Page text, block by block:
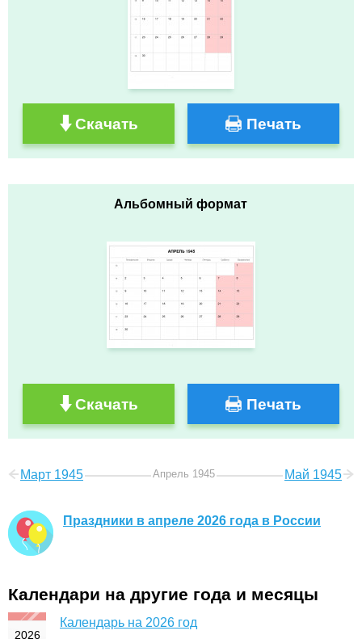
Скачать Печать
Альбомный формат
Скачать Печать
Март 1945 Апрель 1945 Май 1945
Праздники в апреле 2026 года в России
Календари на другие года и месяцы
Календарь на 2026 год